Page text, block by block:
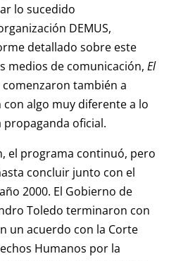
lo sucedido
DEMUS,
detallado sobre este
medios de comunicación, El
también a
algo muy diferente a lo
propaganda oficial.
el programa continuó, pero
concluir junto con el
2000. El Gobierno de
Toledo terminaron con
un acuerdo con la Corte
Humanos por la